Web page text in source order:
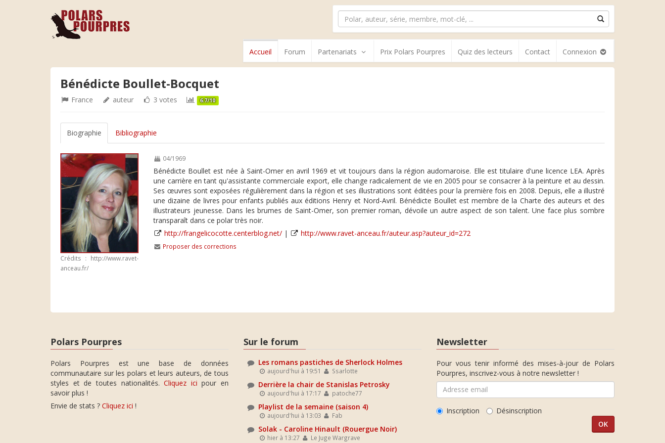
Accueil Forum Partenariats Prix Polars Pourpres Quiz des lecteurs Contact Connexion
Bénédicte Boullet-Bocquet
France auteur 3 votes 6.7/10
Biographie Bibliographie
Crédits : http://www.ravet-
anceau.fr/
04/1969
Bénédicte Boullet est née à Saint-Omer en avril 1969 et vit toujours dans la région audomaroise. Elle est titulaire d'une licence LEA. Après
une carrière en tant qu'assistante commerciale export, elle change radicalement de vie en 2005 pour se consacrer à la peinture et au dessin.
Ses œuvres sont exposées régulièrement dans la région et ses illustrations sont éditées pour la première fois en 2008. Depuis, elle a illustré
une dizaine de livres pour enfants publiés aux éditions Henry et Nord-Avril. Bénédicte Boullet est membre de la Charte des auteurs et des
illustrateurs jeunesse. Dans les brumes de Saint-Omer, son premier roman, dévoile un autre aspect de son talent. Une face plus sombre
transparaît dans ce polar très noir.
http://frangelicocotte.centerblog.net/ | http://www.ravet-anceau.fr/auteur.asp?auteur_id=272
Proposer des corrections
Polars Pourpres
Polars Pourpres est une base de données
communautaire sur les polars et leurs auteurs, de tous
styles et de toutes nationalités.Cliquez ici pour en
savoir plus !
Envie de stats ? Cliquez ici !
Sur le forum
Les romans pastiches de Sherlock Holmes
aujourd'hui à 19:51 Ssarlotte
Derrière la chair de Stanislas Petrosky
aujourd'hui à 17:17 patoche77
Playlist de la semaine (saison 4)
aujourd'hui à 13:03 Fab
Solak - Caroline Hinault (Rouergue Noir)
hier à 13:27 Le Juge Wargrave
Newsletter
Pour vous tenir informé des mises-à-jour de Polars
Pourpres, inscrivez-vous à notre newsletter !
Inscription Désinscription